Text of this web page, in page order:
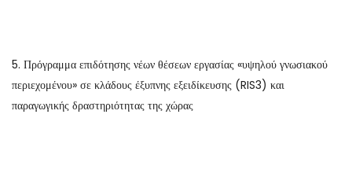
5. Πρόγραμμα επιδότησης νέων θέσεων εργασίας «υψηλού γνωσιακού
περιεχομένου» σε κλάδους έξυπνης εξειδίκευσης (RIS3) και
παραγωγικής δραστηριότητας της χώρας